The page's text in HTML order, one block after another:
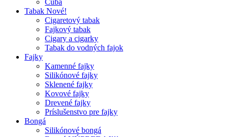
Cuba
Tabak Nové!
Cigaretový tabak
Fajkový tabak
Cigary a cigarky
Tabak do vodných fajok
Fajky
Kamenné fajky
Silikónové fajky
Sklenené fajky
Kovové fajky
Drevené fajky
Príslušenstvo pre fajky
Bongá
Silikónové bongá